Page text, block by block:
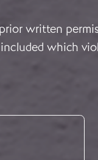
written
which